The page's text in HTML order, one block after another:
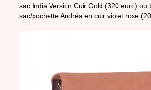
sac India Version Cuir Gold (320 euro) ou
sac/pochette Andréa en cuir violet rose